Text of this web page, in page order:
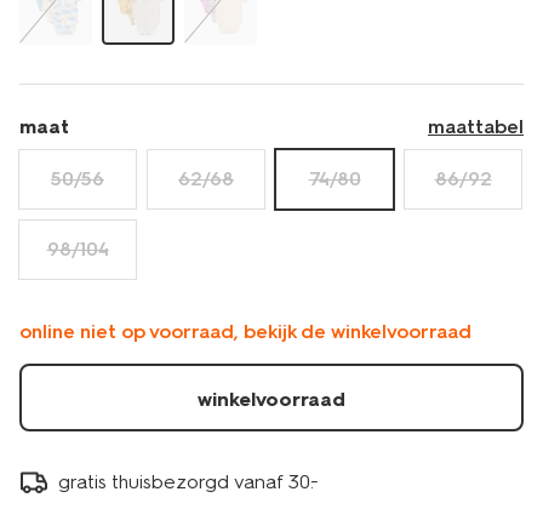
maat maattabel
50/56 62/68 74/80 86/92
98/104
online niet op voorraad, bekijk de winkelvoorraad
winkelvoorraad
gratis thuisbezorgd vanaf 30.-